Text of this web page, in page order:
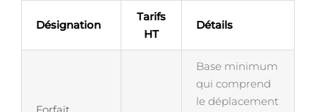
Désignation
Tarifs
HT
Détails
Base minimum
qui comprend
le déplacement